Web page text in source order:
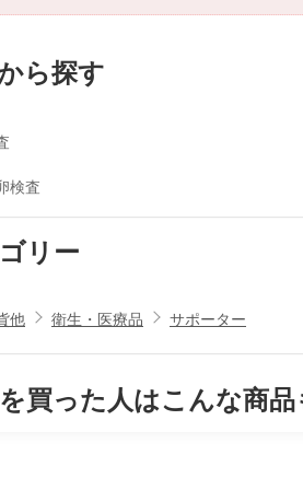
ら探す
検査
リー
他 衛生・医療品 サポーター
買った人はこんな商